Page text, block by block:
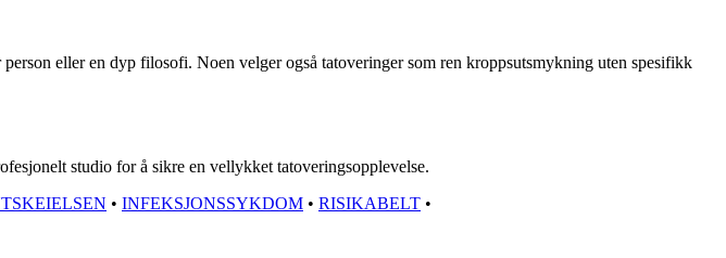
eller en dyp filosofi. Noen velger også tatoveringer som ren kroppsutsmykning uten spesifikk
studio for å sikre en vellykket tatoveringsopplevelse.
• INFEKSJONSSYKDOM • RISIKABELT •